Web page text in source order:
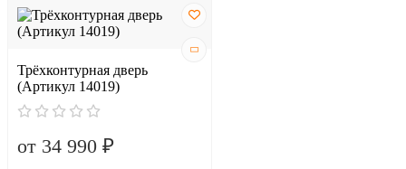
Трёхконтурная дверь
(Артикул 14019)
от 34 990 ₽